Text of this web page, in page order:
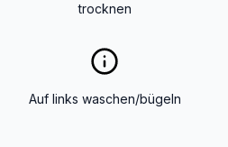
trocknen
Auf links waschen/bügeln